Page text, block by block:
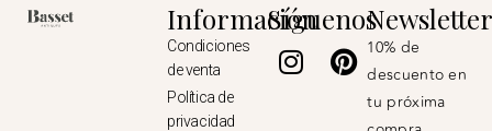
Información
Condiciones
de venta
Política de
privacidad
Síguenos
Instagram
Pinterest
10% de
descuento en
tu próxima